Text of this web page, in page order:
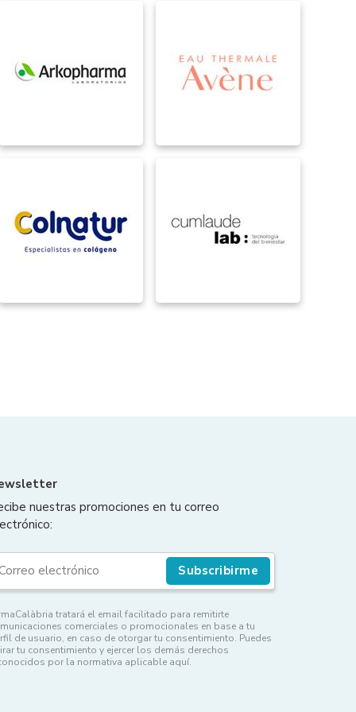
nuestras promociones en tu correo
Subscribirme
tratará el email facilitado para remitirte
comerciales o promocionales en base a tu
de usuario, en caso de otorgar tu consentimiento. Puedes
tu consentimiento y ejercer los demás derechos
por la normativa aplicable aquí.